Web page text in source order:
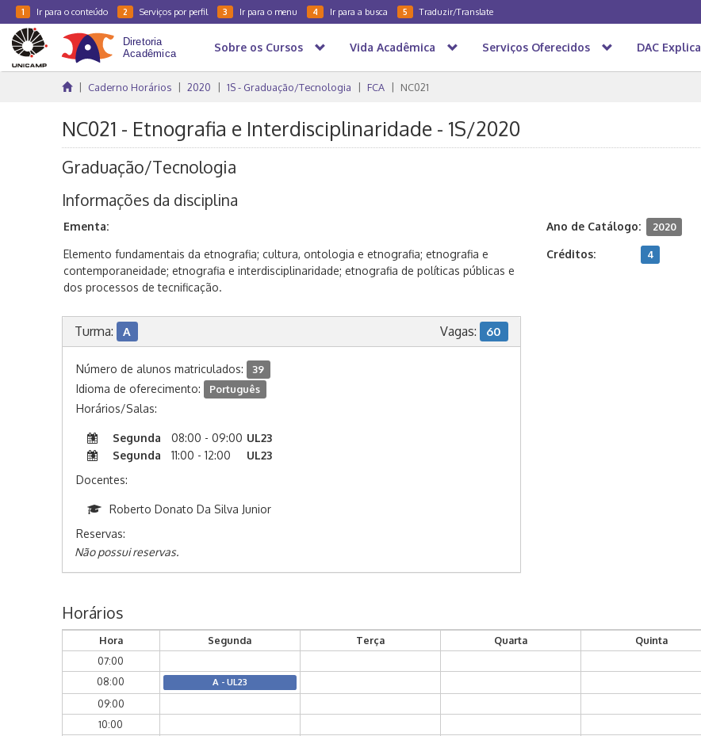
1 Ir para o conteúdo 2 Serviços por perfil 3 Ir para o menu 4 Ir para a busca 5 Traduzir/Translate
Sobre os Cursos Vida Acadêmica Serviços Oferecidos DAC Explica
Caderno Horários 2020 1S - Graduação/Tecnologia FCA NC021
NC021 - Etnografia e Interdisciplinaridade - 1S/2020
Graduação/Tecnologia
Informações da disciplina
Ementa:
Elemento fundamentais da etnografia; cultura, ontologia e etnografia; etnografia e
contemporaneidade; etnografia e interdisciplinaridade; etnografia de políticas públicas e
dos processos de tecnificação.
Ano de Catálogo: 2020
Créditos: 4
Turma: A Vagas: 60
Número de alunos matriculados: 39
Idioma de oferecimento: Português
Horários/Salas:
Segunda 08:00 - 09:00 UL23
Segunda
11:00 - 12:00
UL23
Docentes:
Roberto Donato Da Silva Junior
Reservas:
Não possui reservas.
Horários
Hora Segunda Terça Quarta Quinta
07:00
08:00
A - UL23
09:00
10:00